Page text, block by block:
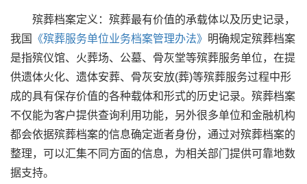
殡葬档案定义：殡葬最有价值的承载体以及历史记录，
我国
《殡葬服务单位业务档案管理办法》 明确规定殡葬档案
是指殡仪馆、火葬场、公墓、骨灰堂等殡葬服务单位，在提
供遗体火化、遗体安葬、骨灰安放(葬)等殡葬服务过程中形
成的具有保存价值的各种载体和形式的历史记录。殡葬档案
不仅能为客户提供查询利用功能，另外很多单位和金融机构
都会依据殡葬档案的信息确定逝者身份，通过对殡葬档案的
整理，可以汇集不同方面的信息，为相关部门提供可靠地数
据支持。